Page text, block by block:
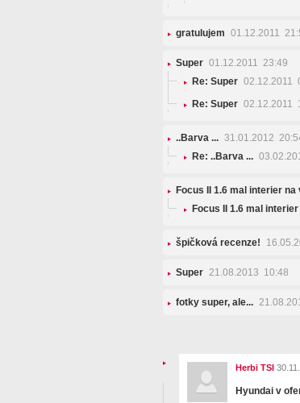
gratulujem 01.12.2011
Super 01.12.2011 23:49
Re: Super 02.12.2011
Re: Super 02.12.2011
..Barva ... 31.01.2012
Re: ..Barva ...
Focus II 1.6 mal interier
Focus II 1.6 mal
špičková recenze!
Super 21.08.2013 10:48
fotky super, ale...
Herbi TSI
Hyundai v